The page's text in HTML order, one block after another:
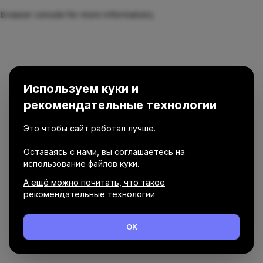
browser console for more information)
Используем куки и
рекомендательные технологии
Это чтобы сайт работал лучше.
Оставаясь с нами, вы соглашаетесь на
использование файлов куки.
А ещё можно почитать, что такое
рекомендательные технологии
OK